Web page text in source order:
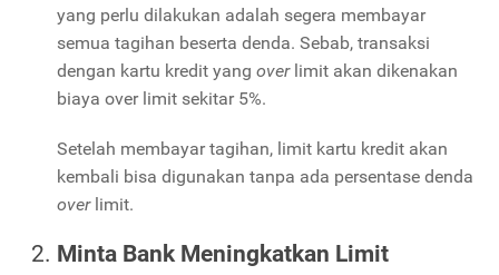
yang perlu dilakukan adalah segera membayar
semua tagihan beserta denda. Sebab, transaksi
dengan kartu kredit yang overlimit akan dikenakan
biaya over limit sekitar 5%.
Setelah membayar tagihan, limit kartu kredit akan
kembali bisa digunakan tanpa ada persentase denda
overlimit.
Minta Bank Meningkatkan Limit